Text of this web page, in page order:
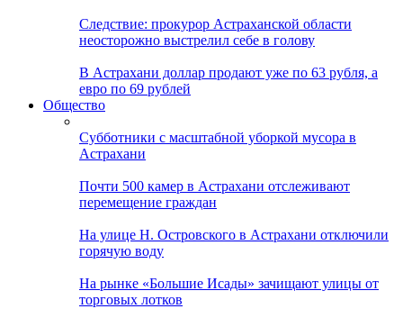
Следствие: прокурор Астраханской области
неосторожно выстрелил себе в голову
В Астрахани доллар продают уже по 63 рубля, а
евро по 69 рублей
Общество
Субботники с масштабной уборкой мусора в
Астрахани
Почти 500 камер в Астрахани отслеживают
перемещение граждан
На улице Н. Островского в Астрахани отключили
горячую воду
На рынке «Большие Исады» зачищают улицы от
торговых лотков